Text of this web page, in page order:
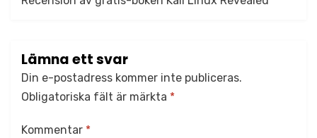
Lämna ett svar
Din e-postadress kommer inte publiceras.
Obligatoriska fält är märkta *
Kommentar *